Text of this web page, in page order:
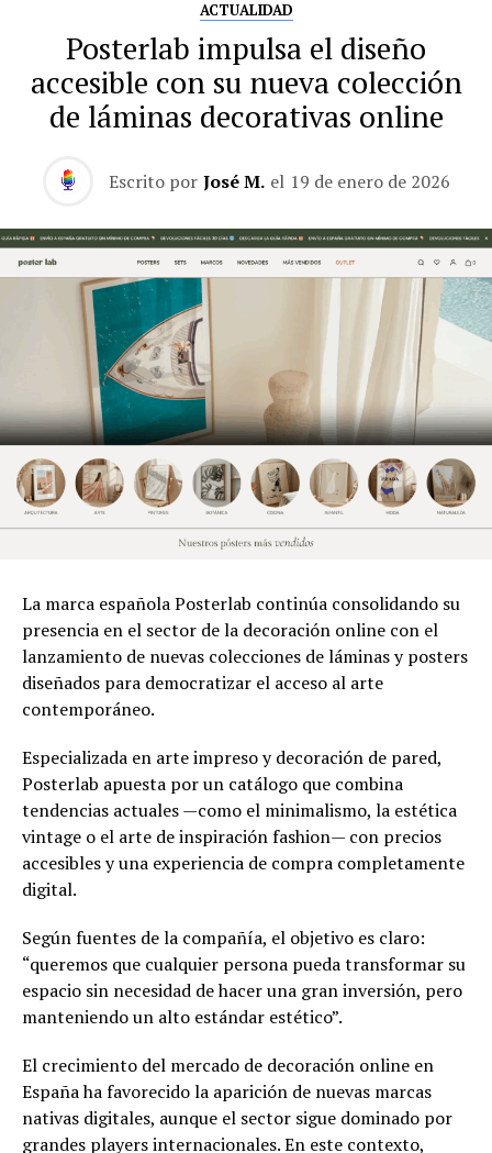
ACTUALIDAD
Posterlab impulsa el diseño
accesible con su nueva colección
de láminas decorativas online
Escrito por José M. el 19 de enero de 2026
La marca española Posterlab continúa consolidando su
presencia en el sector de la decoración online con el
lanzamiento de nuevas colecciones de láminas y posters
diseñados para democratizar el acceso al arte
contemporáneo.
Especializada en arte impreso y decoración de pared,
Posterlab apuesta por un catálogo que combina
tendencias actuales —como el minimalismo, la estética
vintage o el arte de inspiración fashion— con precios
accesibles y una experiencia de compra completamente
digital.
Según fuentes de la compañía, el objetivo es claro:
“queremos que cualquier persona pueda transformar su
espacio sin necesidad de hacer una gran inversión, pero
manteniendo un alto estándar estético”.
El crecimiento del mercado de decoración online en
España ha favorecido la aparición de nuevas marcas
nativas digitales, aunque el sector sigue dominado por
grandes players internacionales. En este contexto,